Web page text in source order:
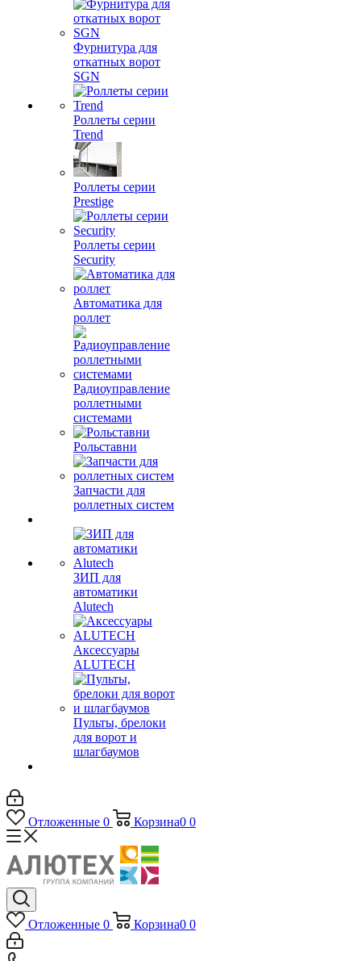
Фурнитура для
откатных ворот
SGN
Роллеты серии
Trend
Роллеты серии
Prestige
Роллеты серии
Security
Автоматика для
роллет
Радиоуправление
роллетными
системами
Рольставни
Запчасти для
роллетных систем
ЗИП для
автоматики
Alutech
Аксессуары
ALUTECH
Пульты, брелоки
для ворот и
шлагбаумов
Отложенные 0 Корзина0 0
Отложенные 0 Корзина0 0